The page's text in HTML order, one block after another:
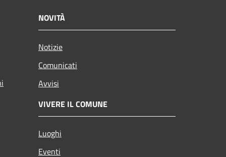
NOVITÀ
Notizie
Comunicati
Avvisi
VIVERE IL COMUNE
Luoghi
Eventi